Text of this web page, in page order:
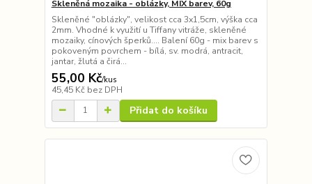
Skleněná mozaika - oblázky, MIX barev, 60g
Skleněné "oblázky", velikost cca 3x1,5cm, výška cca
2mm. Vhodné k využití u Tiffany vitráže, skleněné
mozaiky, cínových šperků.... Balení 60g - mix barev s
pokoveným povrchem - bílá, sv. modrá, antracit,
jantar, žlutá a čirá...
55,00 Kč/kus
45,45 Kč bez DPH
Přidat do košíku